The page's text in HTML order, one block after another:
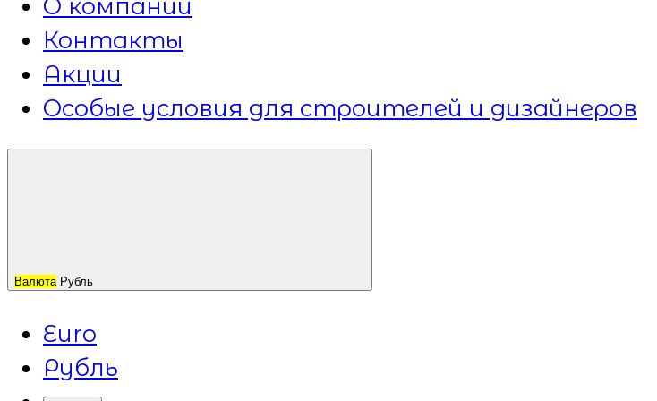
О компании
Контакты
Акции
Особые условия для строителей и дизайнеров
Валюта Рубль
Euro
Рубль